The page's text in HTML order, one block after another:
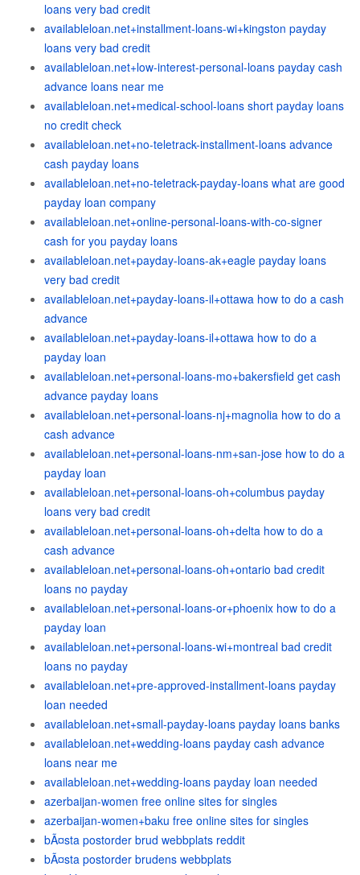
loans very bad credit
availableloan.net+installment-loans-wi+kingston payday
loans very bad credit
availableloan.net+low-interest-personal-loans payday cash
advance loans near me
availableloan.net+medical-school-loans short payday loans
no credit check
availableloan.net+no-teletrack-installment-loans advance
cash payday loans
availableloan.net+no-teletrack-payday-loans what are good
payday loan company
availableloan.net+online-personal-loans-with-co-signer
cash for you payday loans
availableloan.net+payday-loans-ak+eagle payday loans
very bad credit
availableloan.net+payday-loans-il+ottawa how to do a cash
advance
availableloan.net+payday-loans-il+ottawa how to do a
payday loan
availableloan.net+personal-loans-mo+bakersfield get cash
advance payday loans
availableloan.net+personal-loans-nj+magnolia how to do a
cash advance
availableloan.net+personal-loans-nm+san-jose how to do a
payday loan
availableloan.net+personal-loans-oh+columbus payday
loans very bad credit
availableloan.net+personal-loans-oh+delta how to do a
cash advance
availableloan.net+personal-loans-oh+ontario bad credit
loans no payday
availableloan.net+personal-loans-or+phoenix how to do a
payday loan
availableloan.net+personal-loans-wi+montreal bad credit
loans no payday
availableloan.net+pre-approved-installment-loans payday
loan needed
availableloan.net+small-payday-loans payday loans banks
availableloan.net+wedding-loans payday cash advance
loans near me
availableloan.net+wedding-loans payday loan needed
azerbaijan-women free online sites for singles
azerbaijan-women+baku free online sites for singles
bÃ¤sta postorder brud webbplats reddit
bÃ¤sta postorder brudens webbplats